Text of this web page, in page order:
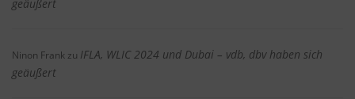
geäußert
Ninon Frank zu IFLA, WLIC 2024 und Dubai – vdb, dbv haben sich
geäußert